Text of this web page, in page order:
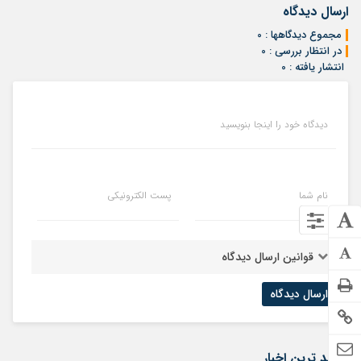
ارسال دیدگاه
مجموع دیدگاهها : 0
در انتظار بررسی : 0
انتشار یافته : 0
دیدگاه خود را اینجا بنویسید
نام شما پست الکترونیکی
قوانین ارسال دیدگاه